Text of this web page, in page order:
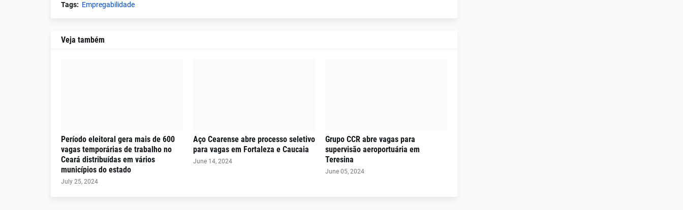
Tags: Empregabilidade
Veja também
Período eleitoral gera mais de 600
vagas temporárias de trabalho no
Ceará distribuídas em vários
municípios do estado
July 25, 2024
Aço Cearense abre processo seletivo
para vagas em Fortaleza e Caucaia
June 14, 2024
Grupo CCR abre vagas para
supervisão aeroportuária em
Teresina
June 05, 2024